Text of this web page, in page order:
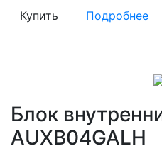
Купить Подробнее
Блок
AUXB04GALH